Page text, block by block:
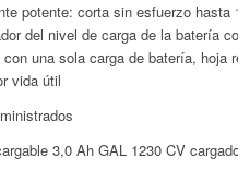
potente: corta sin esfuerzo hasta
del nivel de carga de la batería
una sola carga de batería, hoja
vida útil
3,0 Ah GAL 1230 CV